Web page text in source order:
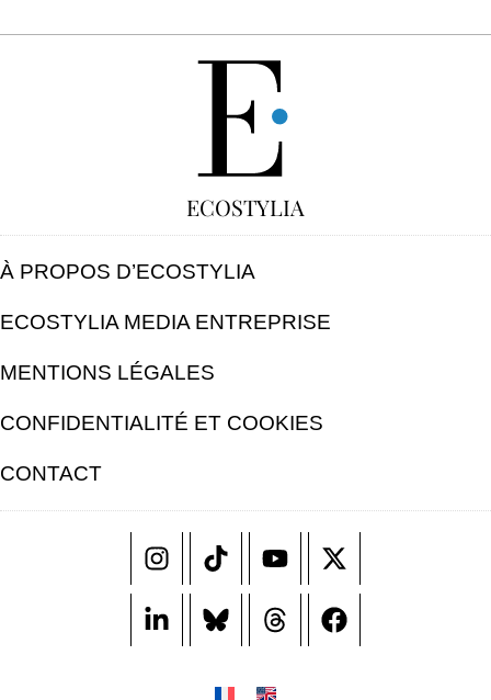
ECOSTYLIA
À PROPOS D’ECOSTYLIA
ECOSTYLIA MEDIA ENTREPRISE
MENTIONS LÉGALES
CONFIDENTIALITÉ ET COOKIES
CONTACT